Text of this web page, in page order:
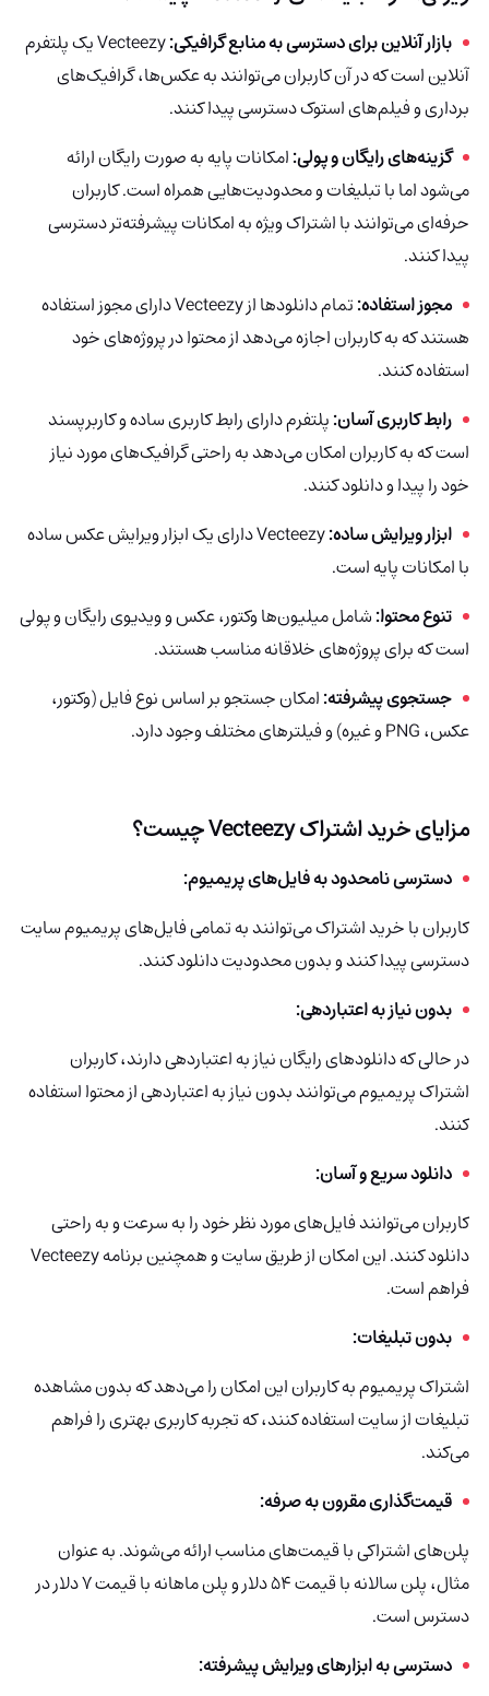
بازار آنلاین برای دسترسی به منابع گرافیکی:
یک پلتفرم
آنلاین است که در آن کاربران می‌توانند به عکس‌ها، گرافیک‌های
برداری و فیلم‌های استوک دسترسی پیدا کنند.
گزینه‌های رایگان و پولی:امکانات پایه به صورت رایگان ارائه
می‌شود اما با تبلیغات و محدودیت‌هایی همراه است. کاربران
حرفه‌ای می‌توانند با اشتراک ویژه به امکانات پیشرفته‌تر دسترسی
پیدا کنند.
مجوز استفاده:تمام دانلودها از Vecteezy
دارای مجوز استفاده
هستند که به کاربران اجازه می‌دهد از محتوا در پروژه‌های خود
استفاده کنند.
رابط کاربری آسان:پلتفرم دارای رابط کاربری ساده و کاربرپسند
است که به کاربران امکان می‌دهد به راحتی گرافیک‌های مورد نیاز
خود را پیدا و دانلود کنند.
ابزار ویرایش ساده:Vecteezyدارای یک ابزار ویرایش عکس ساده
با امکانات پایه است.
تنوع محتوا:شامل میلیون‌ها وکتور، عکس و ویدیوی رایگان و پولی
است که برای پروژه‌های خلاقانه مناسب هستند.
جستجوی پیشرفته:امکان جستجو بر اساس نوع فایل (وکتور،
عکس، PNG و غیره) و فیلترهای مختلف وجود دارد.
مزایای خرید اشتراک Vecteezy چیست؟
دسترسی نامحدود به فایل‌های پریمیوم:
کاربران با خرید اشتراک می‌توانند به تمامی فایل‌های پریمیوم سایت
دسترسی پیدا کنند و بدون محدودیت دانلود کنند.
بدون نیاز به اعتباردهی:
در حالی که دانلودهای رایگان نیاز به اعتباردهی دارند، کاربران
اشتراک پریمیوم می‌توانند بدون نیاز به اعتباردهی از محتوا استفاده
کنند.
دانلود سریع و آسان:
کاربران می‌توانند فایل‌های مورد نظر خود را به سرعت و به راحتی
دانلود کنند. این امکان از طریق سایت و همچنین برنامه Vecteezy
فراهم است.
بدون تبلیغات:
اشتراک پریمیوم به کاربران این امکان را می‌دهد که بدون مشاهده
تبلیغات از سایت استفاده کنند، که تجربه کاربری بهتری را فراهم
می‌کند.
قیمت‌گذاری مقرون به صرفه:
پلن‌های اشتراکی با قیمت‌های مناسب ارائه می‌شوند. به عنوان
مثال، پلن سالانه با قیمت ۵۴ دلار و پلن ماهانه با قیمت ۷ دلار در
دسترس است.
دسترسی به ابزارهای ویرایش پیشرفته: